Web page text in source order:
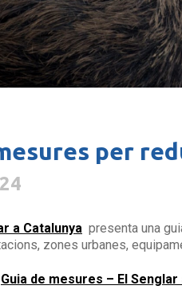
per
a Catalunya presenta una
zones urbanes,
Guia de mesures – El Senglar